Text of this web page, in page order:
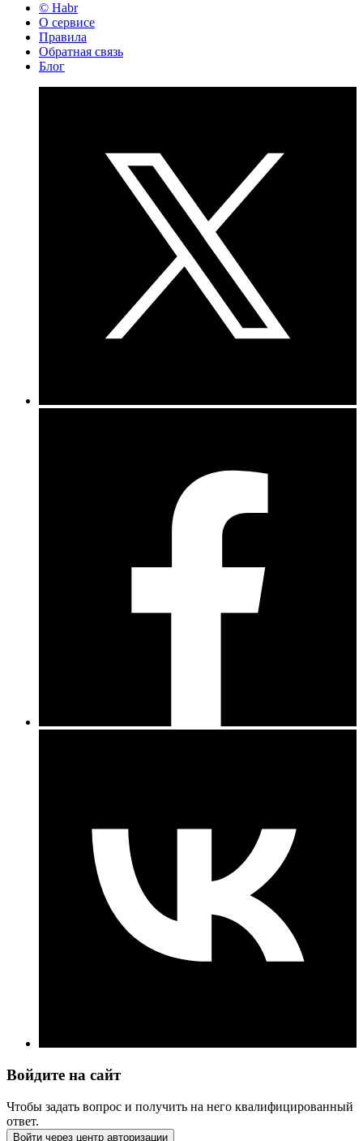
© Habr
О сервисе
Правила
Обратная связь
Блог
Войдите на сайт
Чтобы задать вопрос и получить на него квалифицированный
ответ.
Войти через центр авторизации